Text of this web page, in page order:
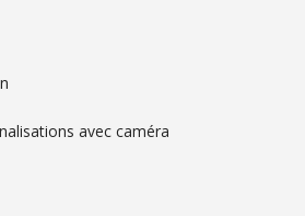
avec caméra